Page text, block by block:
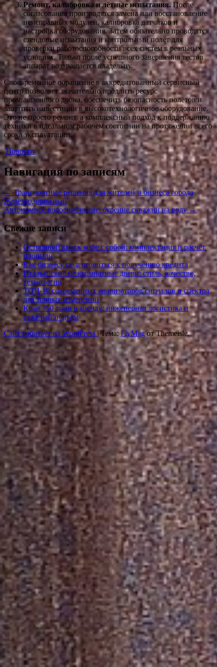
Ремонт, калибровка и лётные испытания. После
согласования производятся замена или восстановление
неисправных модулей, калибровка датчиков и
настройка оборудования. Затем обязательно проводятся
стендовые испытания и контрольный полёт для
проверки работоспособности всех систем в реальных
условиях. Только после успешного завершения тестов
аппарат возвращается владельцу.
Своевременное обращение в аккредитованный сервисный
центр позволяет значительно продлить ресурс
промышленного дрона, обеспечить безопасность полётов и
защитить инвестиции в высокотехнологичное оборудование.
Это не просто ремонт, а комплексный подход к поддержанию
техники в идеальном рабочем состоянии на протяжении всего
срока эксплуатации.
Новости
Навигация по записям
←Транспортные решения для жителей и бизнеса города
Железнодорожный
Автономное водоснабжение: бурение скважин на воду→
Свежие записи
Островной киоск кофе с собой: комплектация и расчёт
площади
Как бизнесу подготовиться к получению кредита
Итальянские межкомнатные двери: стиль, качество,
технологии
ТОП-10 современных анализаторов сигналов и спектра
для точных измерений
Кран 750 тонн в аренду: инженерная логистика и
тяжёлый подъём
Сайт работает на WordPress |Тема:FlyMagот Themeisle.